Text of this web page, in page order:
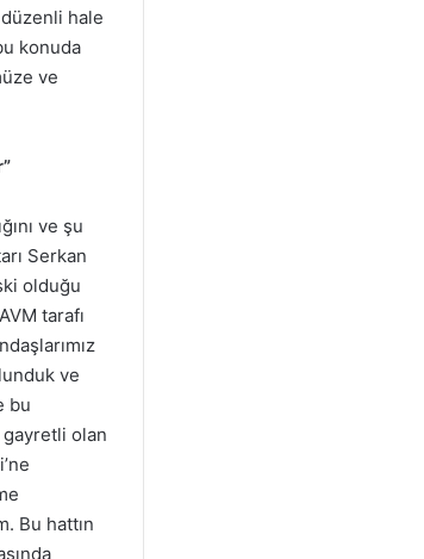
düzenli hale
konuda
ve
ve şu
Serkan
olduğu
tarafı
ve
bu
gayretli olan
Bu hattın